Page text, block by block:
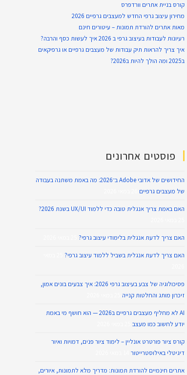
קורס בניית אתרים וורדפרס
מחירון עיצוב גרפי החדש למעצבים גרפיים 2026
מאות אתרים להורדת תמונות – עיטורים חינם
רעיונות לעבודות בעיצוב גרפי ב 2026 איך לעשות כסף והרבה?
איך צריך להראות תיק עבודות של מעצבים גרפיים או גרפיקאים
ב2025 ומה הולך להיות ב2026?
פוסטים אחרונים
החידושים של אדובי Adobe ב־2026: מה באמת משתנה בעבודה
של מעצבים גרפיים
האם באמת צריך אנגלית טובה כדי ללמוד UX/UI בשנת 2026?
האם צריך לדעת אנגלית בלימודי עיצוב גרפי?
האם צריך לדעת אנגלית בשביל ללמוד עיצוב גרפי?
פסיכולוגיה של צבע בעיצוב גרפי 2026: איך צבעים בונים אמון,
זיכרון מותג והחלטות קנייה
AI לא מחליף מעצבים גרפיים ב2026 — הוא חושף מי באמת
יודע לחשוב כמו מעצב
קורס ציור פורטרט אונליין – לימוד ציור פנים, דמויות ואיור
דיגיטלי באילוסטרייטור
אתרים חינמיים להורדת תמונות: מדריך מלא לתמונות, איורים,